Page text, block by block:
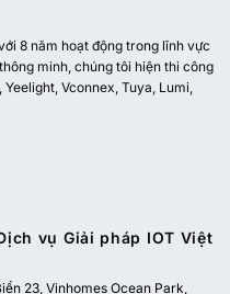
8 năm hoạt động trong lĩnh vực
minh, chúng tôi hiện thi công
Vconnex, Tuya, Lumi,
vụ Giải pháp IOT Việt
23, Vinhomes Ocean Park,